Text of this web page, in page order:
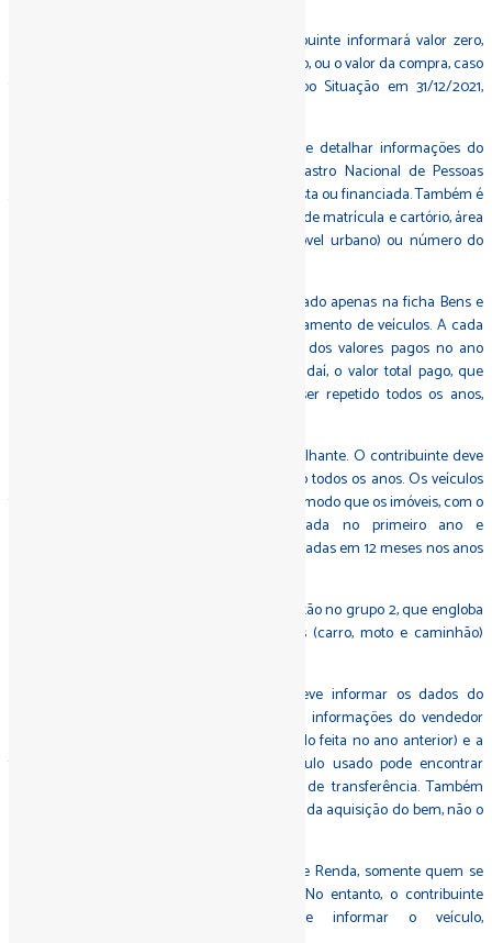
No campo Situação em 31/12/2020, o contribuinte informará valor zero,
caso tenha comprado o imóvel no ano passado, ou o valor da compra, caso
tenha comprado em outros anos. No campo Situação em 31/12/2021,
No campo Discriminação, o contribuinte deve detalhar informações do
vendedor do imóvel, como nome, CPF, Cadastro Nacional de Pessoas
Jurídicas (CNPJ) e informar se a compra foi à vista ou financiada. Também é
necessário informar data de compra, número de matrícula e cartório, área
e números de inscrição municipal (para imóvel urbano) ou número do
O financiamento de imóveis deve ser informado apenas na ficha Bens e
direitos, de maneira semelhante à do financiamento de veículos. A cada
declaração, o comprador informará a soma dos valores pagos no ano
anterior, até concluir as prestações. A partir daí, o valor total pago, que
inclui os custos do financiamento, deverá ser repetido todos os anos,
No caso dos veículos, o procedimento é semelhante. O contribuinte deve
informar apenas o valor da compra e repeti-lo todos os anos. Os veículos
financiados devem ser declarados do mesmo modo que os imóveis, com o
contribuinte declarando o valor da entrada no primeiro ano e
acrescentando o valor das prestações acumuladas em 12 meses nos anos
Os códigos para informar o tipo de veículo estão no grupo 2, que engloba
os bens móveis. Todos os veículos terrestres (carro, moto e caminhão)
No campo Discriminação, o contribuinte deve informar os dados do
veículo (modelo, ano de fabricação e placa), informações do vendedor
(nome, CPF ou CNPJ, caso a compra tenha sido feita no ano anterior) e a
forma de pagamento. Quem comprou veículo usado pode encontrar
essas informações na cópia do documento de transferência. Também
nesse caso, o valor declarado deve ser o valor da aquisição do bem, não o
Nem todo mundo deve declarar o Imposto de Renda, somente quem se
enquadra nos critérios da Receita Federal. No entanto, o contribuinte
obrigado a fazer a declaração deve informar o veículo,